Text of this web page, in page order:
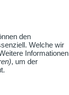
den
Welche wir
Informationen
, um der